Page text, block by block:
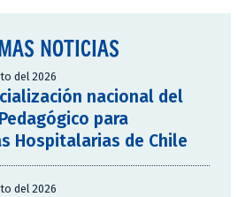
NOTICIAS
del 2026
nacional del
para
Hospitalarias de Chile
del 2026